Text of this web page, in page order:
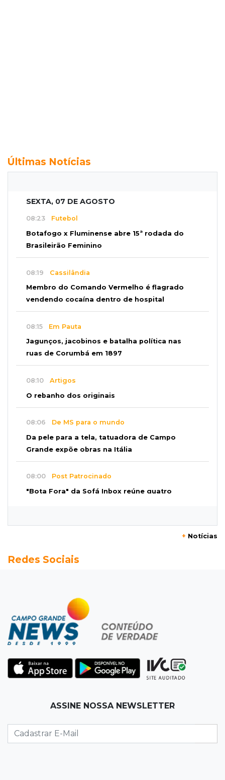
Últimas Notícias
SEXTA, 07 DE AGOSTO
08:23 Futebol
Botafogo x Fluminense abre 15ª rodada do
Brasileirão Feminino
08:19 Cassilândia
Membro do Comando Vermelho é flagrado
vendendo cocaína dentro de hospital
08:15 Em Pauta
Jagunços, jacobinos e batalha política nas
ruas de Corumbá em 1897
08:10 Artigos
O rebanho dos originais
08:06 De MS para o mundo
Da pele para a tela, tatuadora de Campo
Grande expõe obras na Itália
08:00 Post Patrocinado
"Bota Fora" da Sofá Inbox reúne quatro
passeio campo-grandense
Torneio de futsal abre 34ª edição com quatro
jogos neste sábado
07:48Pele Vermelha, Corona, Valley...
imaginação de Scalise
Agosto no Bosque reúne esporte, cultura e
+ Notícias
Redes Sociais
ASSINE NOSSA NEWSLETTER